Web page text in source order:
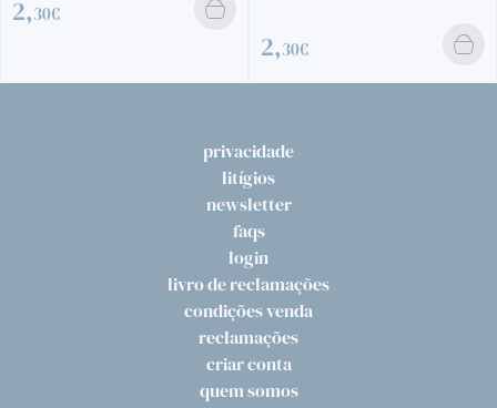
privacidade
litígios
newsletter
faqs
login
livro de reclamações
condições venda
reclamações
criar conta
quem somos